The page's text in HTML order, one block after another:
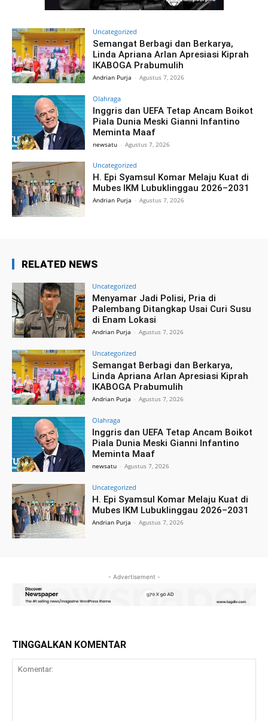
Uncategorized
Semangat Berbagi dan Berkarya,
Linda Apriana Arlan Apresiasi Kiprah
IKABOGA Prabumulih
Andrian Purja - Agustus 7, 2026
Olahraga
Inggris dan UEFA Tetap Ancam Boikot
Piala Dunia Meski Gianni Infantino
Meminta Maaf
newsatu - Agustus 7, 2026
Uncategorized
H. Epi Syamsul Komar Melaju Kuat di
Mubes IKM Lubuklinggau 2026–2031
Andrian Purja - Agustus 7, 2026
RELATED NEWS
Uncategorized
Menyamar Jadi Polisi, Pria di
Palembang Ditangkap Usai Curi Susu
di Enam Lokasi
Andrian Purja - Agustus 7, 2026
Uncategorized
Semangat Berbagi dan Berkarya,
Linda Apriana Arlan Apresiasi Kiprah
IKABOGA Prabumulih
Andrian Purja - Agustus 7, 2026
Olahraga
Inggris dan UEFA Tetap Ancam Boikot
Piala Dunia Meski Gianni Infantino
Meminta Maaf
newsatu - Agustus 7, 2026
Uncategorized
H. Epi Syamsul Komar Melaju Kuat di
Mubes IKM Lubuklinggau 2026–2031
Andrian Purja - Agustus 7, 2026
- Advertisement -
TINGGALKAN KOMENTAR